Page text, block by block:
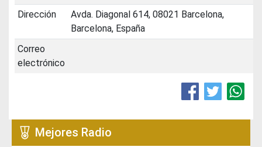
Dirección
Avda. Diagonal 614, 08021 Barcelona,
Barcelona, España
Correo
electrónico
Mejores Radio